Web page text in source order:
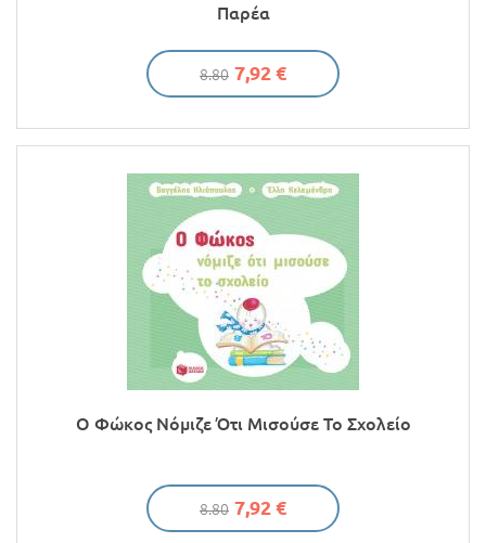
Παρέα
8.80 7,92 €
Ο Φώκος Νόμιζε Ότι Μισούσε Το Σχολείο
8.80 7,92 €